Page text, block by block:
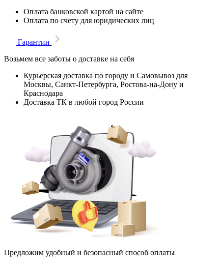
Оплата банковской картой на сайте
Оплата по счету для юридических лиц
Гарантии
Возьмем все заботы о доставке на себя
Курьерская доставка по городу и Самовывоз для
Москвы, Санкт-Петербурга, Ростова-на-Дону и
Краснодара
Доставка ТК в любой город России
Предложим удобный и безопасный способ оплаты